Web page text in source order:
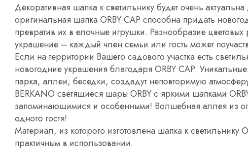
Декоративная шапка к светильнику будет очень
оригинальная шапка ORBY CAP способна придать
превратив их в елочные игрушки. Разнообразие
украшение – каждый член семьи или гость может
Если на территории Вашего садового участка есть
новогодние украшения благодаря ORBY CAP.
парка, аллеи, беседки, создадут неповторимую
BERKANO светящиеся шары ORBY с яркими шапками
запоминающимися и особенными! Волшебная аллея из
одного гостя!
Материал, из которого изготовлена шапка к светильнику
практичным в использовании.